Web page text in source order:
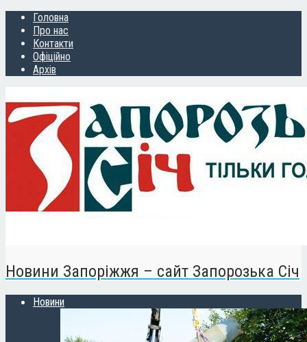
Головна
Про нас
Контакти
Офіційно
Архів
Новини Запоріжжя – сайт Запорозька Січ
Новини